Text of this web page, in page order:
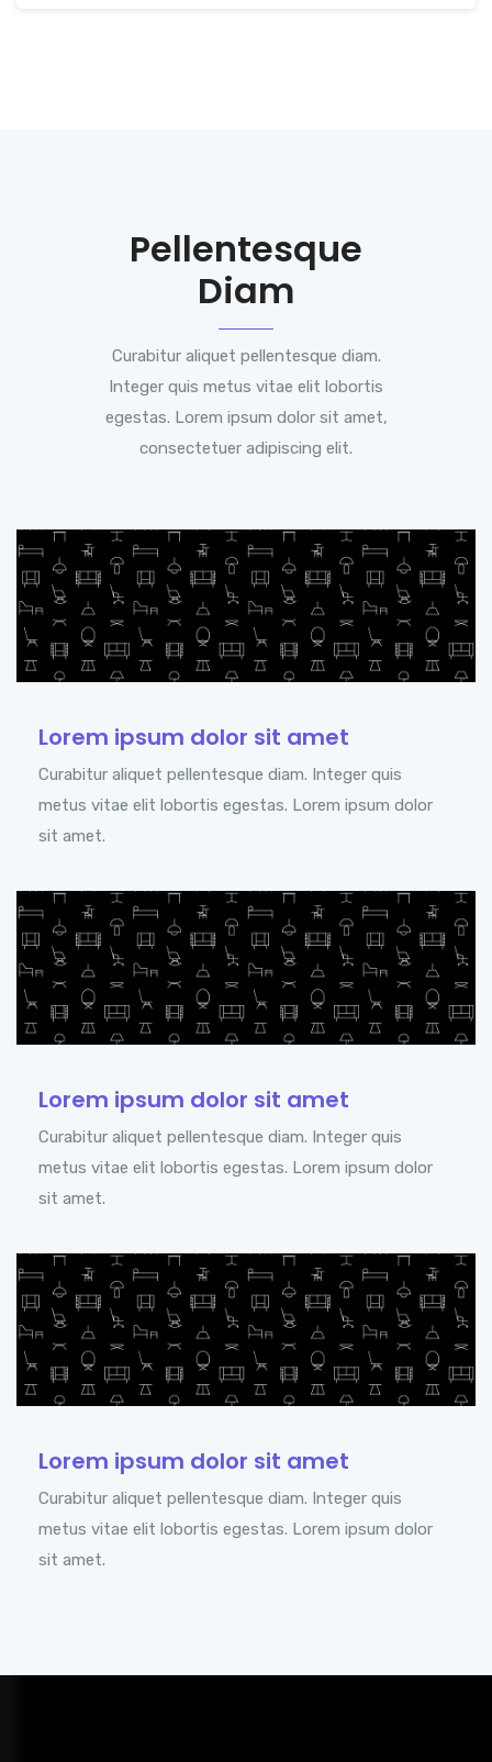
Pellentesque
Diam
Curabitur aliquet pellentesque diam.
Integer quis metus vitae elit lobortis
egestas. Lorem ipsum dolor sit amet,
consectetuer adipiscing elit.
Lorem ipsum dolor sit amet
Curabitur aliquet pellentesque diam. Integer quis
metus vitae elit lobortis egestas. Lorem ipsum dolor
sit amet.
Lorem ipsum dolor sit amet
Curabitur aliquet pellentesque diam. Integer quis
metus vitae elit lobortis egestas. Lorem ipsum dolor
sit amet.
Lorem ipsum dolor sit amet
Curabitur aliquet pellentesque diam. Integer quis
metus vitae elit lobortis egestas. Lorem ipsum dolor
sit amet.